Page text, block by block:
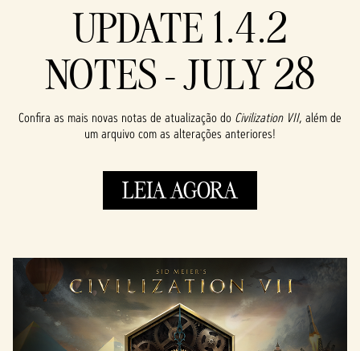
UPDATE 1.4.2
NOTES - JULY 28
Confira as mais novas notas de atualização do Civilization VII, além de
um arquivo com as alterações anteriores!
LEIA AGORA